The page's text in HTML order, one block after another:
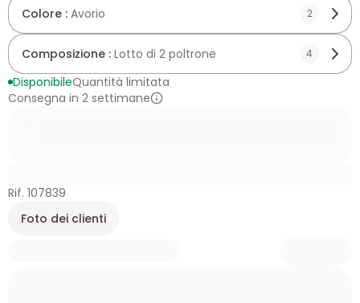
Colore : Avorio 2
Composizione : Lotto di 2 poltrone 4
DisponibileQuantità limitata
Consegna in 2 settimane
Rif. 107839
Foto dei clienti